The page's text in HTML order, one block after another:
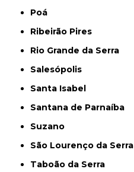
Poá
Ribeirão Pires
Rio Grande da Serra
Salesópolis
Santa Isabel
Santana de Parnaíba
Suzano
São Lourenço da Serra
Taboão da Serra